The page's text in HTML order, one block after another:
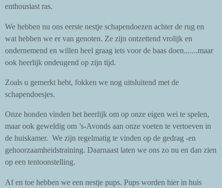
enthousiast ras.
We hebben nu ons eerste nestje schapendoezen achter de rug en
wat hebben we er van genoten. Ze zijn ontzettend vrolijk en
ondernemend en willen heel graag iets voor de baas doen.......maar
ook heerlijk ondeugend op zijn tijd.
Zoals u gemerkt hebt, fokken we nog uitsluitend met de
schapendoesjes.
Onze honden vinden het heerlijk om op onze eigen wei te spelen,
maar ook geweldig om ’s-Avonds aan onze voeten te vertoeven in
de huiskamer. We zijn regelmatig te vinden op de gedrag -en
gehoorzaamheidstraining. Daarnaast laten we ons zo nu en dan zien
op een tentoonstelling.
Af en toe hebben we een nestje pups. Pups worden hier in huis